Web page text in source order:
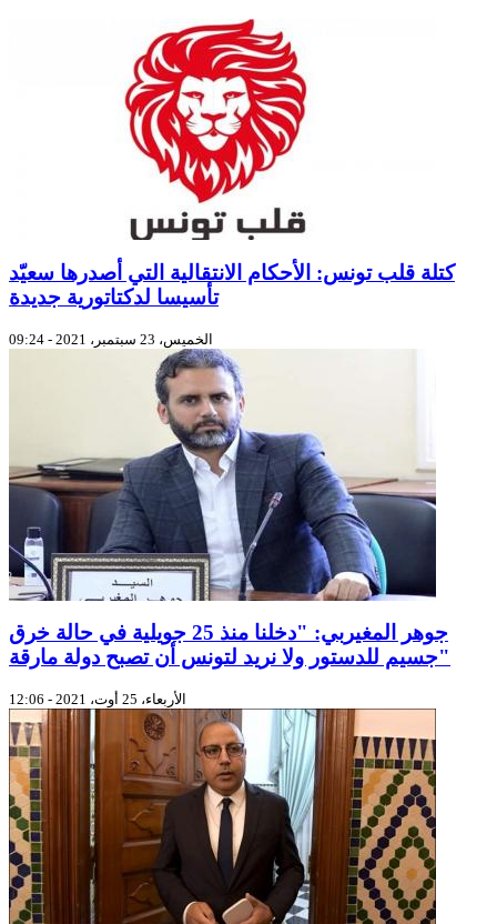
كتلة قلب تونس: الأحكام الانتقالية التي أصدرها سعيّد
تأسيسا لدكتاتورية جديدة
الخميس، 23 سبتمبر، 2021 - 09:24
جوهر المغيربي: "دخلنا منذ 25 جويلية في حالة خرق
جسيم للدستور ولا نريد لتونس أن تصبح دولة مارقة"
الأربعاء، 25 أوت، 2021 - 12:06